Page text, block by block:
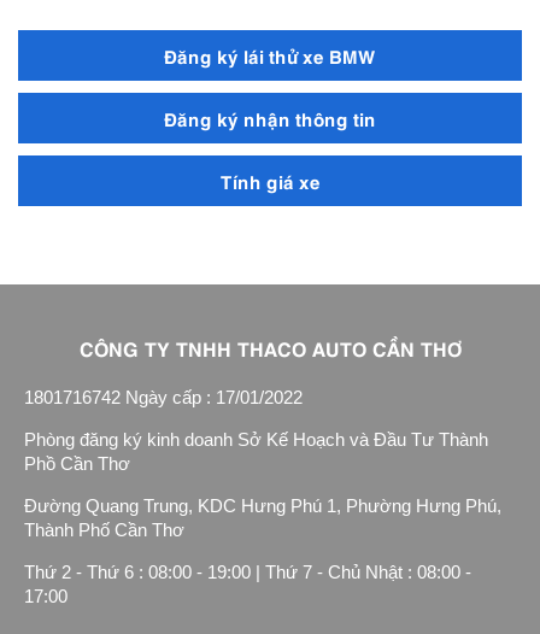
Đăng ký lái thử xe BMW
Đăng ký nhận thông tin
Tính giá xe
CÔNG TY TNHH THACO AUTO CẦN THƠ
1801716742 Ngày cấp : 17/01/2022
Phòng đăng ký kinh doanh Sở Kế Hoạch và Đầu Tư Thành
Phồ Cần Thơ
Đường Quang Trung, KDC Hưng Phú 1, Phường Hưng Phú,
Thành Phố Cần Thơ
Thứ 2 - Thứ 6 : 08:00 - 19:00 | Thứ 7 - Chủ Nhật : 08:00 -
17:00